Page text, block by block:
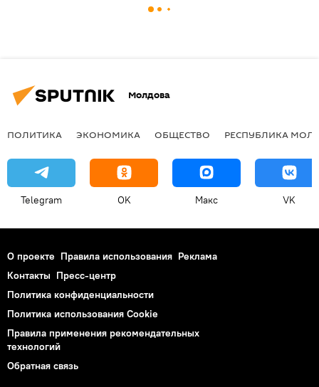
Молдова
ПОЛИТИКА ЭКОНОМИКА ОБЩЕСТВО РЕСПУБЛИКА
Telegram OK Макс VK
О проекте Правила использования Реклама
Контакты Пресс-центр
Политика конфиденциальности
Политика использования Cookie
Правила применения рекомендательных
технологий
Обратная связь